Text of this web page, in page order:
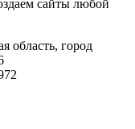
сайты любой
область, город